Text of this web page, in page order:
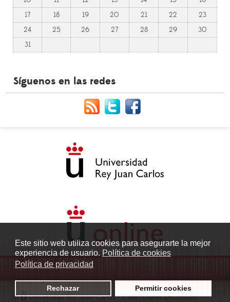
Este sitio web utiliza cookies para asegurarte la mejor
experiencia de usuario. Política de cookies
Política de privacidad
Rechazar Permitir cookies
17
18 19 20 21 22
23
24
25 26 27 28 29
30
31
Síguenos en las redes
© Universidad Rey Juan Carlos- Calle Tulipán s/n. 28933